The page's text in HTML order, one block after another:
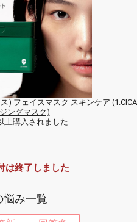
) フェイスマスク スキンケア (1.CICA
ングマスク)
上購入されました
は終了しました
悩み一覧